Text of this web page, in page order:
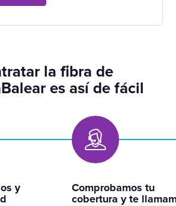
la fibra de
es así de fácil
y
Comprobamos tu
cobertura y te